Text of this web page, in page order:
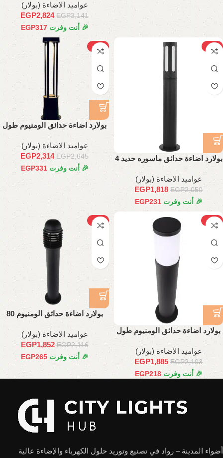
عواميد الاضاءة (بولار)
EGP3,141
EGP2,824
🎉 أنت وفرت EGP317
-11%
بولارد اضاءة حدائق ماسوره حديد 4
عواميد الاضاءة (بولار)
EGP2,050
EGP1,818
🎉 أنت وفرت EGP231
-12%
بولارد اضاءة حدائق الومنيوم طول
عواميد الاضاءة (بولار)
EGP2,645
EGP2,314
🎉 أنت وفرت EGP331
-10%
بولارد اضاءة حدائق الومنيوم طول
عواميد الاضاءة (بولار)
EGP2,103
EGP1,885
🎉 أنت وفرت EGP218
-13%
بولارد اضاءة حدائق الومنيوم 80
عواميد الاضاءة (بولار)
EGP2,116
EGP1,852
🎉 أنت وفرت EGP265
أضواء المدينة – رواد في تصنيع وتوريد حلول الكهرباء والإضاءة عالية